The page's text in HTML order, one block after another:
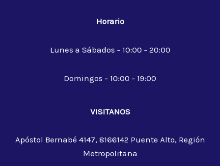
Horario
Lunes a Sábados - 10:00 - 20:00
Domingos - 10:00 - 19:00
VISITANOS
Apóstol Bernabé 4147, 8166142 Puente Alto, Región
Metropolitana